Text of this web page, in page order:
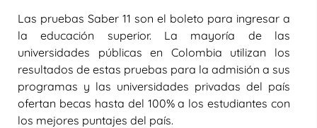
Las pruebas Saber 11 son el boleto para ingresar a
la educación superior. La mayoría de las
universidades públicas en Colombia utilizan los
resultados de estas pruebas para la admisión a sus
programas y las universidades privadas del país
ofertan becas hasta del 100% a los estudiantes con
los mejores puntajes del país.